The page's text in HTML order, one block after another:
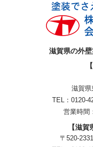
滋賀県の外
滋賀県
TEL：0120-
営業時間
【滋
〒520-